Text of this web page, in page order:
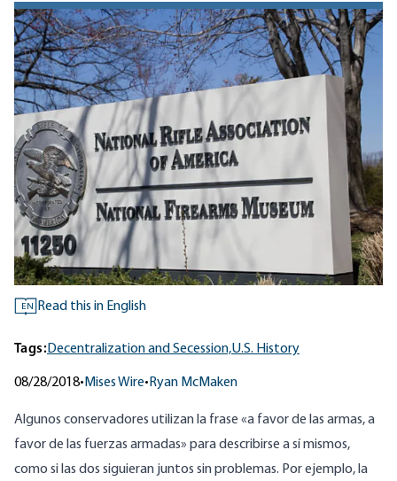
EN Read this in English
Tags:Decentralization and Secession,U.S. History
08/28/2018• Mises Wire• Ryan McMaken
Algunos conservadores utilizan la frase «a favor de las armas, a
favor de las fuerzas armadas» para describirse a sí mismos,
como si las dos siguieran juntos sin problemas. Por ejemplo, la